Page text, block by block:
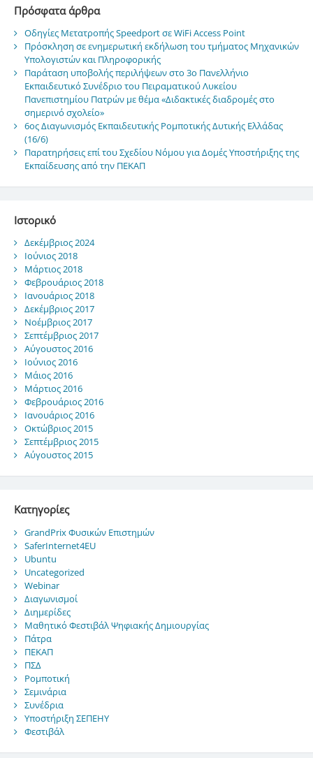
Πρόσφατα άρθρα
Οδηγίες Μετατροπής Speedport σε WiFi Access Point
Πρόσκληση σε ενημερωτική εκδήλωση του τμήματος Μηχανικών
Υπολογιστών και Πληροφορικής
Παράταση υποβολής περιλήψεων στο 3ο Πανελλήνιο
Εκπαιδευτικό Συνέδριο του Πειραματικού Λυκείου
Πανεπιστημίου Πατρών με θέμα «Διδακτικές διαδρομές στο
σημερινό σχολείο»
6ος Διαγωνισμός Εκπαιδευτικής Ρομποτικής Δυτικής Ελλάδας
(16/6)
Παρατηρήσεις επί του Σχεδίου Νόμου για Δομές Υποστήριξης της
Εκπαίδευσης από την ΠΕΚΑΠ
Ιστορικό
Δεκέμβριος 2024
Ιούνιος 2018
Μάρτιος 2018
Φεβρουάριος 2018
Ιανουάριος 2018
Δεκέμβριος 2017
Νοέμβριος 2017
Σεπτέμβριος 2017
Αύγουστος 2016
Ιούνιος 2016
Μάιος 2016
Μάρτιος 2016
Φεβρουάριος 2016
Ιανουάριος 2016
Οκτώβριος 2015
Σεπτέμβριος 2015
Αύγουστος 2015
Kατηγορίες
GrandPrix Φυσικών Επιστημών
SaferInternet4EU
Ubuntu
Uncategorized
Webinar
Διαγωνισμοί
Διημερίδες
Μαθητικό Φεστιβάλ Ψηφιακής Δημιουργίας
Πάτρα
ΠΕΚΑΠ
ΠΣΔ
Ρομποτική
Σεμινάρια
Συνέδρια
Υποστήριξη ΣΕΠΕΗΥ
Φεστιβάλ